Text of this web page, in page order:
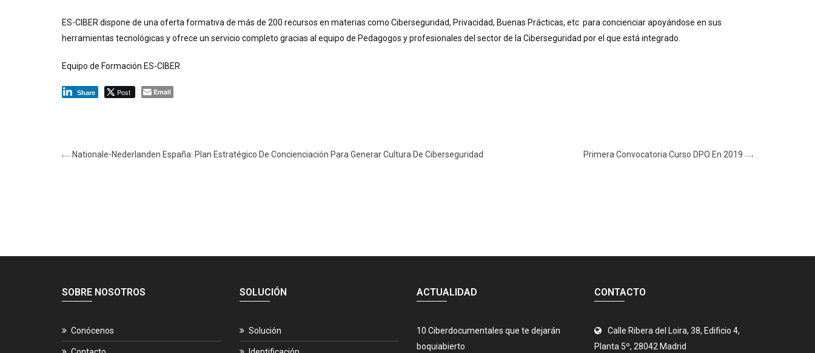
ES-CIBER dispone de una oferta formativa de más de 200 recursos en materias como Ciberseguridad, Privacidad, Buenas Prácticas, etc para concienciar apoyándose en sus
herramientas tecnológicas y ofrece un servicio completo gracias al equipo de Pedagogos y profesionales del sector de la Ciberseguridad por el que está integrado.
Equipo de Formación ES-CIBER
Share Post Email
Nationale-Nederlanden España: Plan Estratégico De Concienciación Para Generar Cultura De Ciberseguridad Primera Convocatoria Curso DPO En 2019
SOBRE NOSOTROS
Conócenos
SOLUCIÓN
Solución
ACTUALIDAD
10 Ciberdocumentales que te dejarán
boquiabierto
CONTACTO
Calle Ribera del Loira, 38, Edificio 4,
Planta 5º, 28042 Madrid